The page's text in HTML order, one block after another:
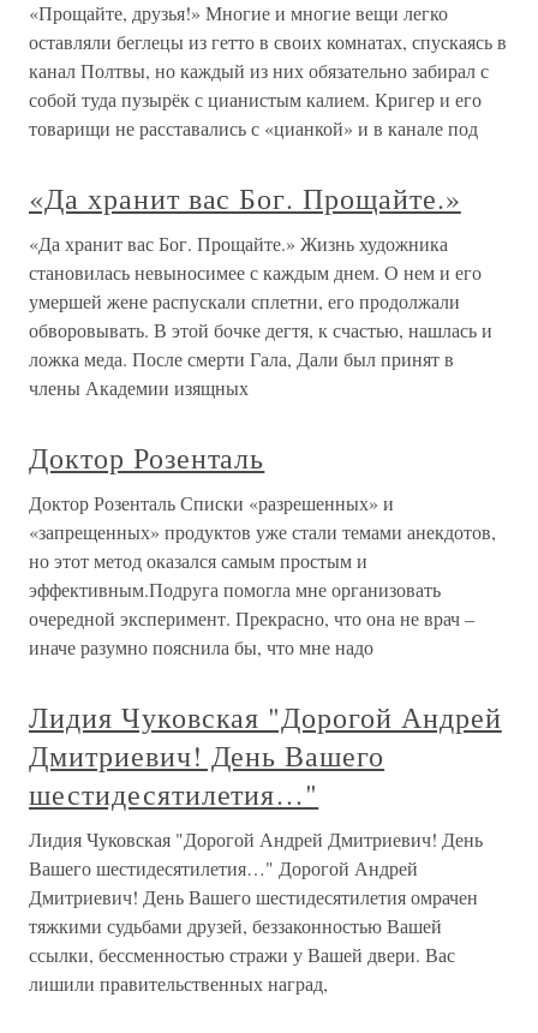
«Прощайте, друзья!» Многие и многие вещи легко
оставляли беглецы из гетто в своих комнатах, спускаясь в
канал Полтвы, но каждый из них обязательно забирал с
собой туда пузырёк с цианистым калием. Кригер и его
товарищи не расставались с «цианкой» и в канале под
«Да хранит вас Бог. Прощайте.»
«Да хранит вас Бог. Прощайте.» Жизнь художника
становилась невыносимее с каждым днем. О нем и его
умершей жене распускали сплетни, его продолжали
обворовывать. В этой бочке дегтя, к счастью, нашлась и
ложка меда. После смерти Гала, Дали был принят в
члены Академии изящных
Доктор Розенталь
Доктор Розенталь Списки «разрешенных» и
«запрещенных» продуктов уже стали темами анекдотов,
но этот метод оказался самым простым и
эффективным.Подруга помогла мне организовать
очередной эксперимент. Прекрасно, что она не врач –
иначе разумно пояснила бы, что мне надо
Лидия Чуковская "Дорогой Андрей
Дмитриевич! День Вашего
шестидесятилетия…"
Лидия Чуковская "Дорогой Андрей Дмитриевич! День
Вашего шестидесятилетия…" Дорогой Андрей
Дмитриевич! День Вашего шестидесятилетия омрачен
тяжкими судьбами друзей, беззаконностью Вашей
ссылки, бессменностью стражи у Вашей двери. Вас
лишили правительственных наград,